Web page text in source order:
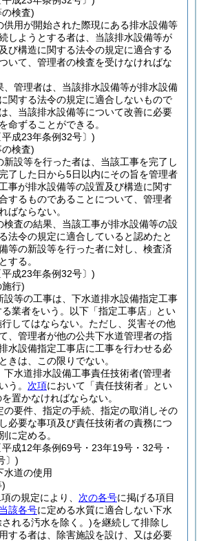
検査)
供用が開始された際現にある排水設備等
しようとする者は、当該排水設備等が
び構造に関する法令の規定に適合する
いて、管理者の検査を受けなければな
、管理者は、当該排水設備等が排水設備
関する法令の規定に適合しないもので
、当該排水設備等について改善に必要
命ずることができる。
成23年条例32号〕)
検査)
新設等を行った者は、当該工事を完了し
了した日から5日以内にその旨を管理者
事が排水設備等の設置及び構造に関す
するものであることについて、管理者
ばならない。
検査の結果、当該工事が排水設備等の設
法令の規定に適合していると認めたと
等の新設等を行った者に対し、検査済
する。
成23年条例32号〕)
行)
設等の工事は、下水道排水設備指定工事
業者をいう。以下「指定工事店」とい
してはならない。 ただし、災害その他
、管理者が他の公共下水道管理者の指
水設備指定工事店に工事を行わせる必
きは、この限りでない。
下水道排水設備工事責任技術者(管理者
う。 次項において「責任技術者」とい
置かなければならない。
の要件、指定の手続、指定の取消しその
必要な事項及び責任技術者の責務につ
に定める。
成12年条例69号・23年19号・32号・
〕)
水道の使用
)
の規定により、 次の各号に掲げる項目
当該各号に定める水質に適合しない下水
れる汚水を除く。)を継続して排除し
する者は、除害施設を設け、又は必要